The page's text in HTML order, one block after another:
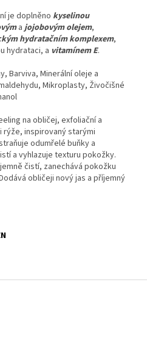
je doplněno kyselinou
ajojobovým olejem,
hydratačním komplexem,
hydrataci, a vitamínem E.
Barviva, Minerální oleje a
Mikroplasty, Živočišné
na obličej, exfoliační a
inspirovaný starými
odumřelé buňky a
a vyhlazuje texturu pokožky.
čistí, zanechává pokožku
obličeji nový jas a příjemný